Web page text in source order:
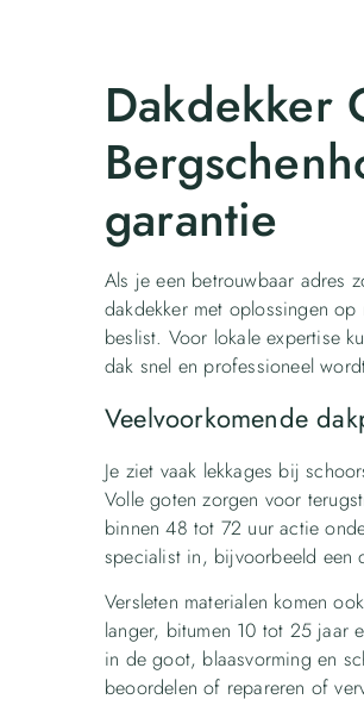
Dakdekker
garantie
Als je een betrouwbaar adres
dakdekker met oplossingen
beslist. Voor lokale expertise
dak snel en professioneel
Veelvoorkomende
Je ziet vaak lekkages bij
Volle goten zorgen voor
binnen 48 tot 72 uur actie
specialist in, bijvoorbeeld een
Versleten materialen komen
langer, bitumen 10 tot 25 jaar
in de goot, blaasvorming en
beoordelen of repareren of